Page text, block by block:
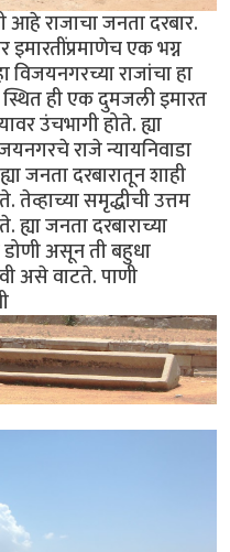
आहे राजाचा जनता दरबार.
इमारतींप्रमाणेच एक भग्न
राजांचा हा
स्थित ही एक दुमजली इमारत
उंचभागी होते. ह्या
राजे न्यायनिवाडा
जनता दरबारातून शाही
तेव्हाच्या समृद्धीची उत्तम
जनता दरबाराच्या
असून ती बहुधा
असे वाटते. पाणी